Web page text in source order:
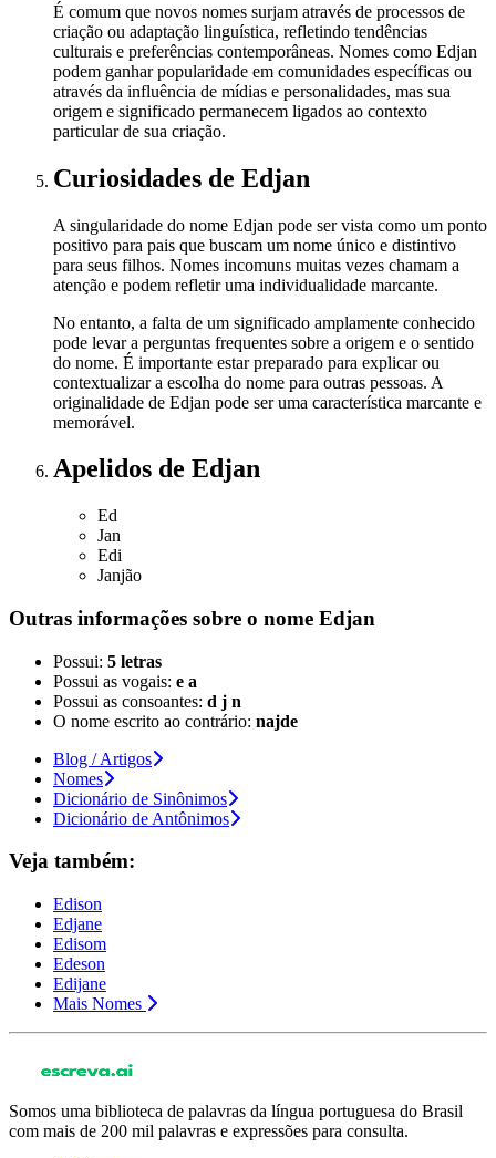
É comum que novos nomes surjam através de processos de
criação ou adaptação linguística, refletindo tendências
culturais e preferências contemporâneas. Nomes como Edjan
podem ganhar popularidade em comunidades específicas ou
através da influência de mídias e personalidades, mas sua
origem e significado permanecem ligados ao contexto
particular de sua criação.
Curiosidades de Edjan
A singularidade do nome Edjan pode ser vista como um ponto
positivo para pais que buscam um nome único e distintivo
para seus filhos. Nomes incomuns muitas vezes chamam a
atenção e podem refletir uma individualidade marcante.
No entanto, a falta de um significado amplamente conhecido
pode levar a perguntas frequentes sobre a origem e o sentido
do nome. É importante estar preparado para explicar ou
contextualizar a escolha do nome para outras pessoas. A
originalidade de Edjan pode ser uma característica marcante e
memorável.
Apelidos de Edjan
Ed
Jan
Edi
Janjão
Outras informações sobre o nome Edjan
Possui: 5 letras
Possui as vogais: e a
Possui as consoantes: d j n
O nome escrito ao contrário: najde
Blog / Artigos
Nomes
Dicionário de Sinônimos
Dicionário de Antônimos
Veja também:
Edison
Edjane
Edisom
Edeson
Edijane
Mais Nomes
Somos uma biblioteca de palavras da língua portuguesa do Brasil
com mais de 200 mil palavras e expressões para consulta.